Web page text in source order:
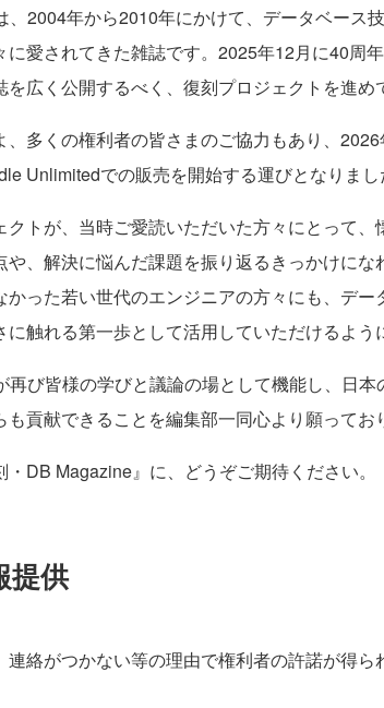
2004年から2010年にかけて、データベース技
に愛されてきた雑誌です。2025年12月に40周
広く公開するべく、復刻プロジェクトを進め
多くの権利者の皆さまのご協力もあり、
Unlimitedでの販売を開始する運びとなりまし
トが、当時ご愛読いただいた方々にとって、
や、解決に悩んだ課題を振り返るきっかけにな
かった若い世代のエンジニアの方々にも、デー
に触れる第一歩として活用していただけるよう
び皆様の学びと議論の場として機能し、日本
も貢献できることを編集部一同心より願ってお
DB Magazine』に、どうぞご期待ください。
提供
絡がつかない等の理由で権利者の許諾が得ら